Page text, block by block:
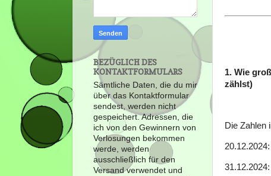
1. Wie
zählst)
Die Zahlen
BEZÜGLICH DES
KONTAKTFORMULARS
Sämtliche Daten, die du mir
über das Kontaktformular
sendest, werden nicht
gespeichert. Adressen, die
ich von den Gewinnern von
Verlosungen bekommen
werde, werden
ausschließlich für den
Versand verwendet und